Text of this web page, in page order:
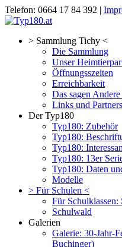
Telefon: 0664 17 84 392 |
> Sammlung Tichy <
Die Sammlung
Unser
Öffnungsszeiten
Erreichbarkeit
Das sagen
Links und
Der Typ180
Typ180: Zubehör
Typ180:
Typ180:
Typ180: 13er
Typ180: Daten
Modelle
> Für Schulen <
Für
Schulwald
Galerien
Galerie: 30-Jahr-
Buchinger)